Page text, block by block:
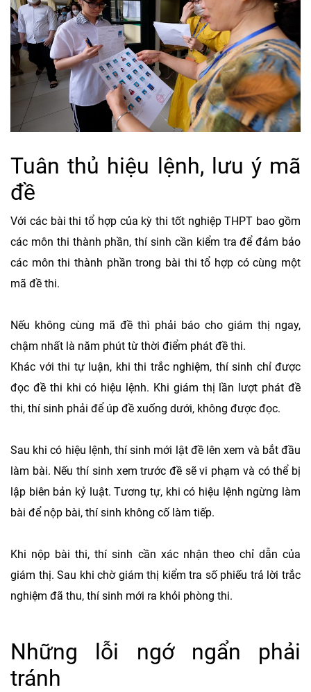
Tuân thủ hiệu lệnh, lưu ý mã
đề
Với các bài thi tổ hợp của kỳ thi tốt nghiệp THPT bao gồm
các môn thi thành phần, thí sinh cần kiểm tra để đảm bảo
các môn thi thành phần trong bài thi tổ hợp có cùng một
mã đề thi.
Nếu không cùng mã đề thì phải báo cho giám thị ngay,
chậm nhất là năm phút từ thời điểm phát đề thi.
Khác với thi tự luận, khi thi trắc nghiệm, thí sinh chỉ được
đọc đề thi khi có hiệu lệnh. Khi giám thị lần lượt phát đề
thi, thí sinh phải để úp đề xuống dưới, không được đọc.
Sau khi có hiệu lệnh, thí sinh mới lật đề lên xem và bắt đầu
làm bài. Nếu thí sinh xem trước đề sẽ vi phạm và có thể bị
lập biên bản kỷ luật. Tương tự, khi có hiệu lệnh ngừng làm
bài để nộp bài, thí sinh không cố làm tiếp.
Khi nộp bài thi, thí sinh cần xác nhận theo chỉ dẫn của
giám thị. Sau khi chờ giám thị kiểm tra số phiếu trả lời trắc
nghiệm đã thu, thí sinh mới ra khỏi phòng thi.
Những lỗi ngớ ngẩn phải
tránh